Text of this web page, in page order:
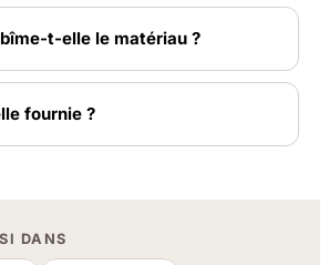
t-elle le matériau ?
fournie ?
DANS